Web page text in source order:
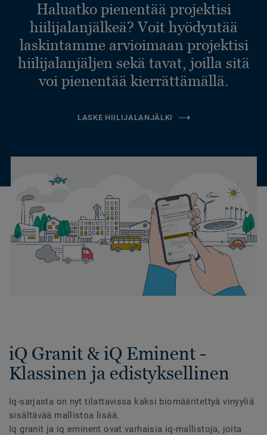
Haluatko pienentää projektisi
hiilijalanjälkeä? Voit hyödyntää
laskintamme arvioimaan projektisi
hiilijalanjäljen sekä tavat, joilla sitä
voi pienentää kierrättämällä.
LASKE HIILIJALANJÄLKI
iQ Granit & iQ Eminent -
Klassinen ja edistyksellinen
Iq-sarjasta on nyt tilattavissa kaksi biomääritettyä vinyyliä
sisältävää mallistoa lisää.
Iq granit ja iq eminent ovat varhaisia iq-mallistoja, joita